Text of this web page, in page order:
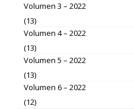
Volumen 3 – 2022
(13)
Volumen 4 – 2022
(13)
Volumen 5 – 2022
(13)
Volumen 6 – 2022
(12)